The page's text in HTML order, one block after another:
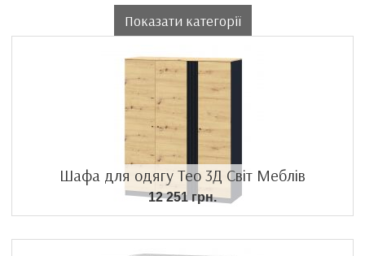
Показати категорії
Шафа для одягу Тео 3Д Світ Меблів
12 251 грн.